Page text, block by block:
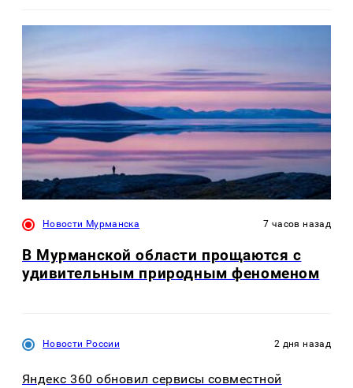
Новости Мурманска 7 часов назад
В Мурманской области прощаются с
удивительным природным феноменом
Новости России 2 дня назад
Яндекс 360 обновил сервисы совместной